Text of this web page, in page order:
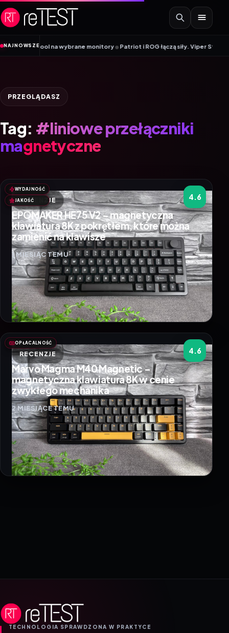
Przejdź do treści
NAJNOWSZE
to School na wybrane monitory•Patriot i ROG łączą siły. Viper Steel 5
PRZEGLĄDASZ
Tag: #liniowe przełączniki
magnetyczne
WYDAJNOŚĆ
JAKOŚĆ 4.6
RECENZJE
EPOMAKER HE75 V2 – magnetyczna
klawiatura 8K z pokrętłem, które można
zamienić na klawisze
1 MIESIĄC TEMU
OPŁACALNOŚĆ
4.6
RECENZJE
Marvo Magma M40 Magnetic –
magnetyczna klawiatura 8K w cenie
zwykłego mechanika
2 MIESIĄCE TEMU
TECHNOLOGIA SPRAWDZONA W PRAKTYCE